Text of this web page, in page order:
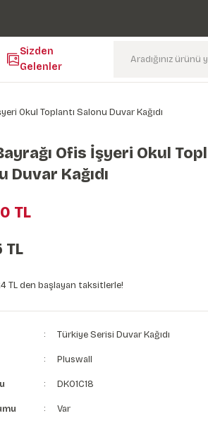
Kağıtları😇
Sizden
Gelenler
Okul Toplantı Salonu Duvar Kağıdı
Ofis İşyeri Okul
Duvar Kağıdı
TL
TL
TL den başlayan taksitlerle!
Türkiye Serisi Duvar Kağıdı
Pluswall
DK01C18
Var